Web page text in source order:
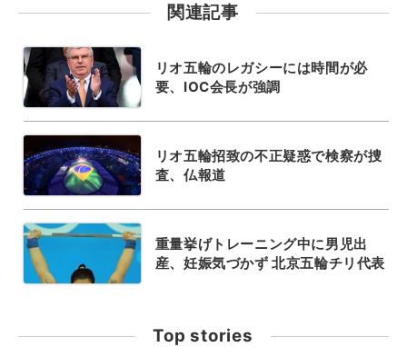
関連記事
リオ五輪のレガシーには時間が必
要、IOC会長が強調
リオ五輪招致の不正疑惑で検察が捜
査、仏報道
重量挙げトレーニング中に男児出
産、妊娠気づかず 北京五輪チリ代表
Top stories